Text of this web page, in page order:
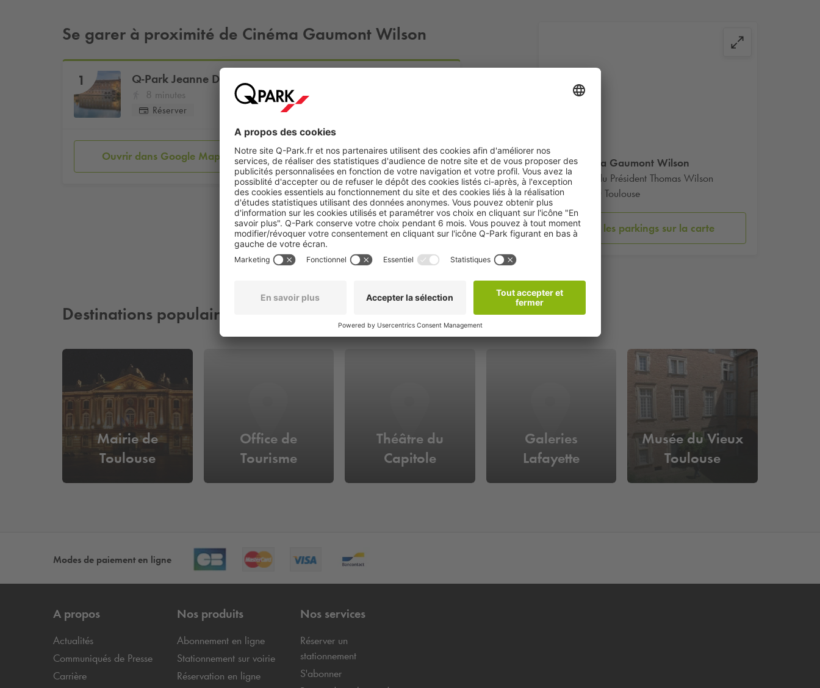
Cinéma Gaumont Wilson
Place du Président Thomas Wilson
31000 Toulouse
Voir les parkings sur la carte
Se garer à proximité de Cinéma Gaumont Wilson
1 Q-Park Jeanne D'Arc
8 minutes
Réserver
Ouvrir dans Google Maps Réserver
Destinations populaires à proximité
Mairie de
Toulouse
Office de
Tourisme
Théâtre du
Capitole
Galeries
Lafayette
Musée du Vieux
Toulouse
Modes de paiement en ligne
A propos
Actualités
Communiqués de Presse
Carrière
Nos produits
Abonnement en ligne
Stationnement sur voirie
Réservation en ligne
Nos services
Réserver un
stationnement
S'abonner